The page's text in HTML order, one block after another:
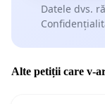
Datele dvs.
Alte petiții care v-